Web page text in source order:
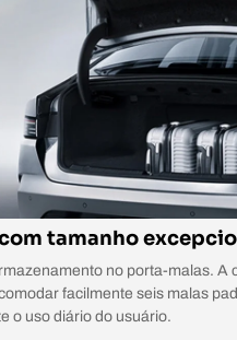
tamanho
no porta-malas. A
facilmente seis malas
o uso diário do usuário.